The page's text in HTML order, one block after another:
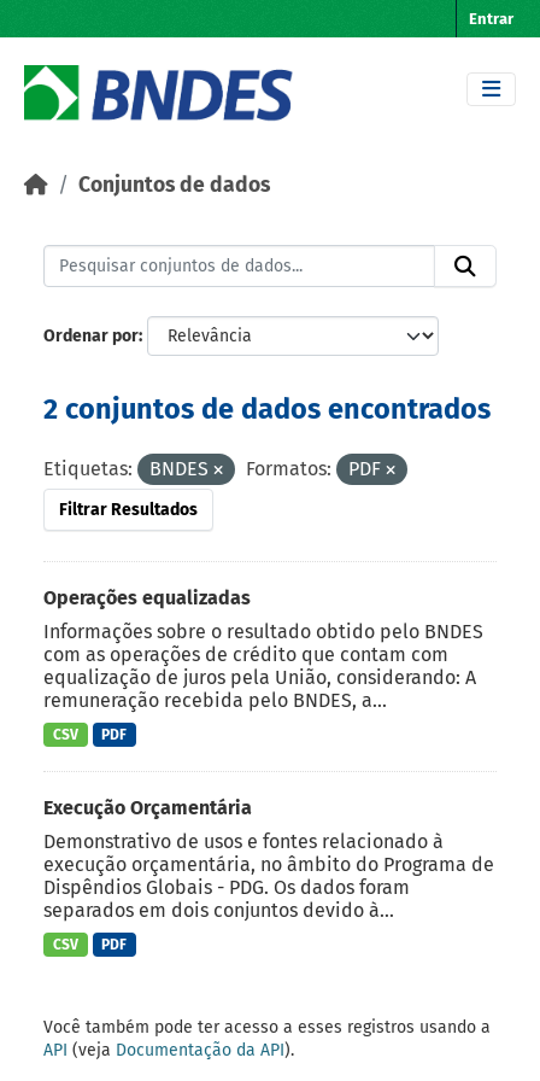
Entrar
Conjuntos de dados
Ordenar por
2 conjuntos de dados encontrados
Etiquetas: BNDES Formatos: PDF
Filtrar Resultados
Operações equalizadas
Informações sobre o resultado obtido pelo BNDES
com as operações de crédito que contam com
equalização de juros pela União, considerando: A
remuneração recebida pelo BNDES, a...
CSV PDF
Execução Orçamentária
Demonstrativo de usos e fontes relacionado à
execução orçamentária, no âmbito do Programa de
Dispêndios Globais - PDG. Os dados foram
separados em dois conjuntos devido à...
CSV PDF
Você também pode ter acesso a esses registros usando a
API (veja Documentação da API).